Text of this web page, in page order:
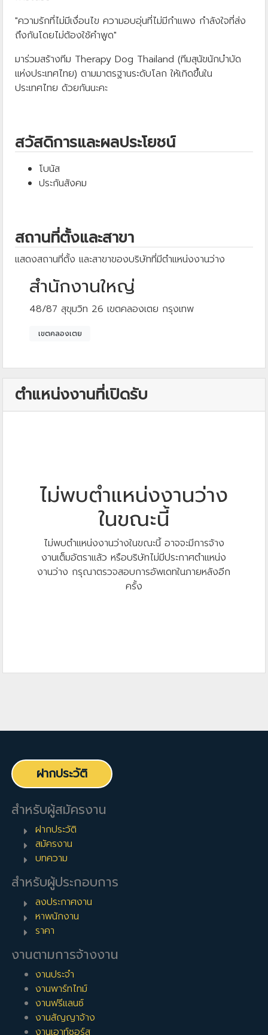
"ความรักที่ไม่มีเงื่อนไข ความอบอุ่นที่ไม่มีกำแพง กำลังใจที่ส่ง
ถึงกันโดยไม่ต้องใช้คำพูด"
มาร่วมสร้างทีม Therapy Dog Thailand (ทีมสุนัขนักบำบัด
แห่งประเทศไทย) ตามมาตรฐานระดับโลก ให้เกิดขึ้นใน
ประเทศไทย ด้วยกันนะคะ
สวัสดิการและผลประโยชน์
โบนัส
ประกันสังคม
สถานที่ตั้งและสาขา
แสดงสถานที่ตั้ง และสาขาของบริษัทที่มีตำแหน่งงานว่าง
สำนักงานใหญ่
48/87 สุขุมวิท 26 เขตคลองเตย กรุงเทพ
เขตคลองเตย
ตำแหน่งงานที่เปิดรับ
ไม่พบตำแหน่งงานว่าง
ในขณะนี้
ไม่พบตำแหน่งงานว่างในขณะนี้ อาจจะมีการจ้าง
งานเต็มอัตราแล้ว หรือบริษัทไม่มีประกาศตำแหน่ง
งานว่าง กรุณาตรวจสอบการอัพเดทในภายหลังอีก
ครั้ง
ฝากประวัติ
สำหรับผู้สมัครงาน
ฝากประวัติ
สมัครงาน
บทความ
สำหรับผู้ประกอบการ
ลงประกาศงาน
หาพนักงาน
ราคา
งานตามการจ้างงาน
งานประจำ
งานพาร์ทไทม์
งานฟรีแลนซ์
งานสัญญาจ้าง
งานเอาท์ซอร์ส